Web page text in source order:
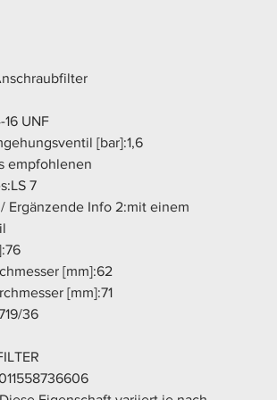
UNF
[bar]:1,6
empfohlenen
7
Ergänzende Info 2:mit einem
[mm]:62
[mm]:71
36